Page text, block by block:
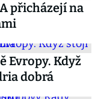
přicházejí na
Evropy. Když
dobrá